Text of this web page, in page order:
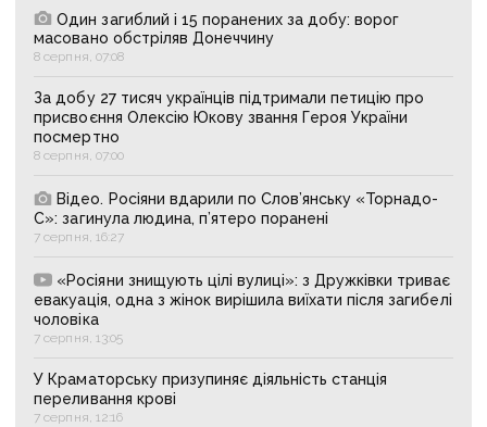
Один загиблий і 15 поранених за добу: ворог
масовано обстріляв Донеччину
8 серпня, 07:08
За добу 27 тисяч українців підтримали петицію про
присвоєння Олексію Юкову звання Героя України
посмертно
8 серпня, 07:00
Відео. Росіяни вдарили по Слов’янську «Торнадо-
С»: загинула людина, п’ятеро поранені
7 серпня, 16:27
«Росіяни знищують цілі вулиці»: з Дружківки триває
евакуація, одна з жінок вирішила виїхати після загибелі
чоловіка
7 серпня, 13:05
У Краматорську призупиняє діяльність станція
переливання крові
7 серпня, 12:16